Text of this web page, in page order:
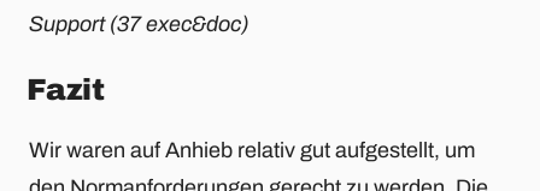
Support (37 exec&doc)
Fazit
Wir waren auf Anhieb relativ gut aufgestellt, um